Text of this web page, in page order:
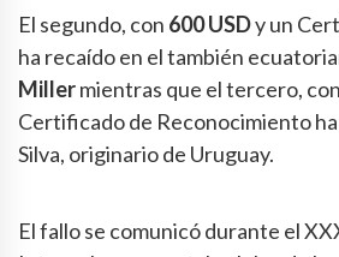
El segundo, con 600 USDy un
ha recaído en el también
Millermientras que el tercero, con
Certificado de Reconocimiento
Silva, originario de Uruguay.
El fallo se comunicó durante el